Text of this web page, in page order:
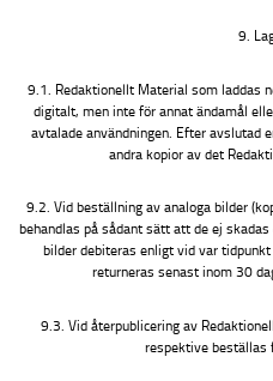
9.
9.1. Redaktionellt Material som laddas
digitalt, men inte för annat ändamål
avtalade användningen. Efter avslutad
andra kopior av det
9.2. Vid beställning av analoga bilder
behandlas på sådant sätt att de ej
bilder debiteras enligt vid var
returneras senast inom 30
9.3. Vid återpublicering av
respektive beställas